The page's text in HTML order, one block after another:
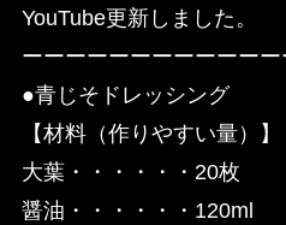
YouTube更新しました。
ーーーーーーーーーーー
●青じそドレッシング
【材料（作りやすい量）】
大葉・・・・・・20枚
醤油・・・・・・120ml